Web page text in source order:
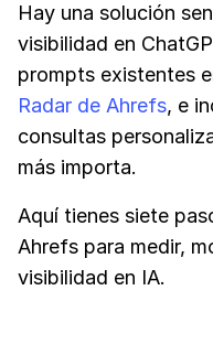
Hay una solución
visibilidad en
prompts existentes
Radar de Ahrefs, e
consultas
más importa.
Aquí tienes siete
Ahrefs para medir,
visibilidad en IA.